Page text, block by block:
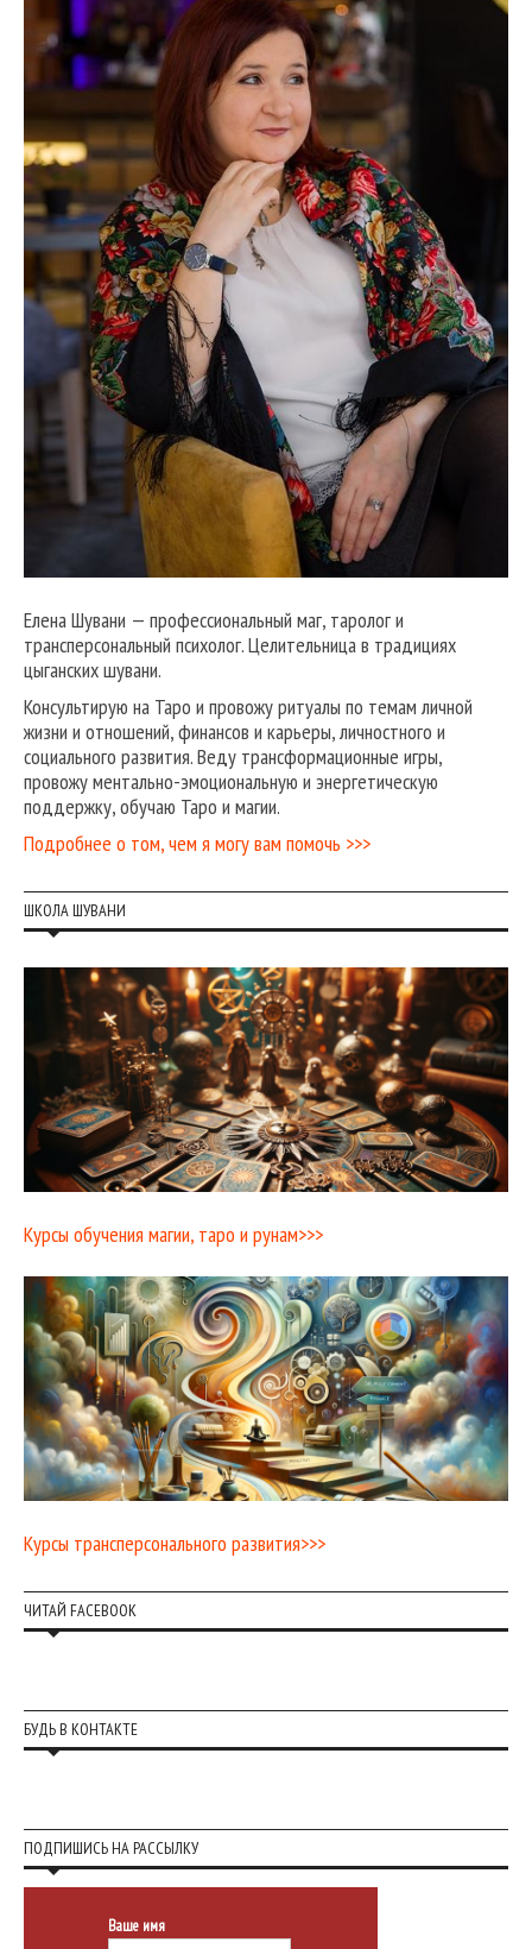
Елена Шувани — профессиональный маг, таролог и
трансперсональный психолог. Целительница в традициях
цыганских шувани.
Консультирую на Таро и провожу ритуалы по темам личной
жизни и отношений, финансов и карьеры, личностного и
социального развития. Веду трансформационные игры,
провожу ментально-эмоциональную и энергетическую
поддержку, обучаю Таро и магии.
Подробнее о том, чем я могу вам помочь >>>
ШКОЛА ШУВАНИ
Курсы обучения магии, таро и рунам>>>
Курсы трансперсонального развития>>>
ЧИТАЙ FACEBOOK
БУДЬ В КОНТАКТЕ
ПОДПИШИСЬ НА РАССЫЛКУ
Ваше имя